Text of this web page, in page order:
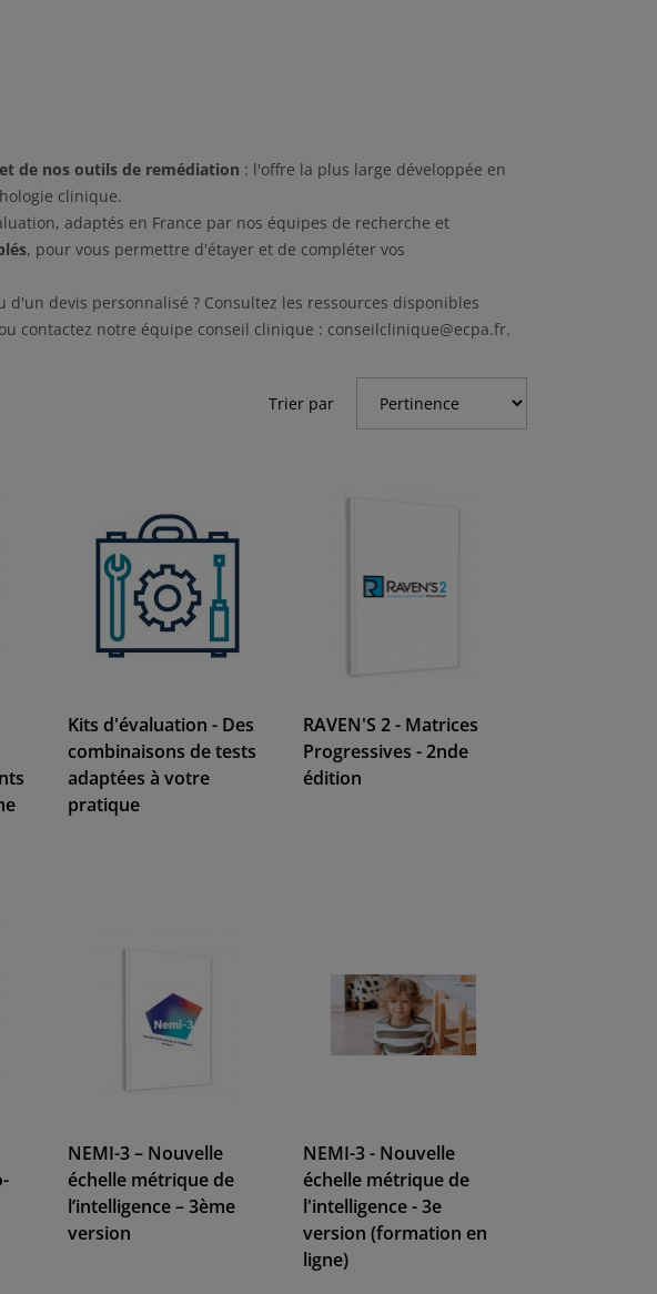
de nos outils de remédiation : l'offre la plus large développée en
clinique.
adaptés en France par nos équipes de recherche et
, pour vous permettre d'étayer et de compléter vos
devis personnalisé ? Consultez les ressources disponibles
contactez notre équipe conseil clinique : conseilclinique@ecpa.fr.
Trier par
Kits d'évaluation - Des
combinaisons de tests
adaptées à votre
pratique
RAVEN'S 2 - Matrices
Progressives - 2nde
édition
NEMI-3 – Nouvelle
échelle métrique de
l’intelligence – 3ème
version
NEMI-3 - Nouvelle
échelle métrique de
l'intelligence - 3e
version (formation en
ligne)